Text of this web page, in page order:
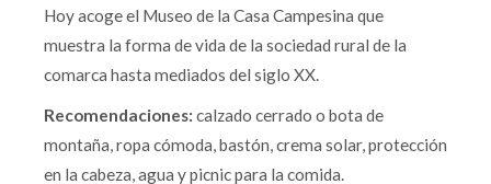
Hoy acoge el Museo de la Casa Campesina que
muestra la forma de vida de la sociedad rural de la
comarca hasta mediados del siglo XX.
Recomendaciones: calzado cerrado o bota de
montaña, ropa cómoda, bastón, crema solar, protección
en la cabeza, agua y picnic para la comida.